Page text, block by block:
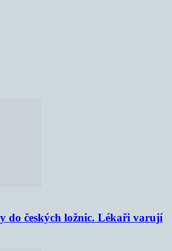
do českých ložnic. Lékaři varují